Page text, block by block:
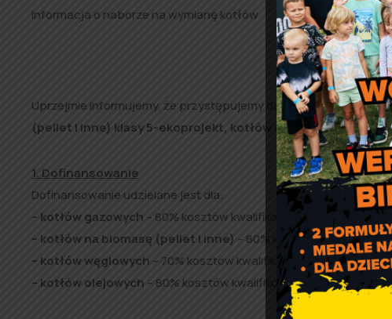
Informacja o naborze na wymianę kotłów
Uprzejmie informujemy, że przystępujemy do kolejnego naboru
(pellet i inne) klasy 5-ekoprojekt, kotłów węglowych klasy
1. Dofinansowanie
Dofinansowanie udzielane jest dla:
– kotłów gazowych – 80% kosztów kwalifikowanych nie więcej
– kotłów na biomasę (pellet i inne) – 80% kosztów
– kotłów węglowych – 70% kosztów kwalifikowanych
– kotłów olejowych – 80% kosztów kwalifikowanych